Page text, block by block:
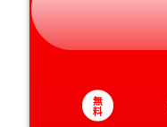
無
料